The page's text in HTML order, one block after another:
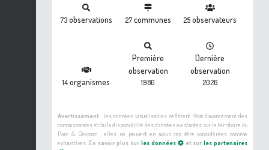
73observations 27communes 25observateurs
14organismes
Première
observation
1980
Dernière
observation
2026
Avertissement :les données visualisables reflètent l'état d'avancement des
connaissances et/ou la disponibilité des données existantes sur le territoire du
Parc & Géoparc : elles ne peuvent en aucun cas être considérées comme
exhaustives. En savoir plus sur les données et surles partenaires